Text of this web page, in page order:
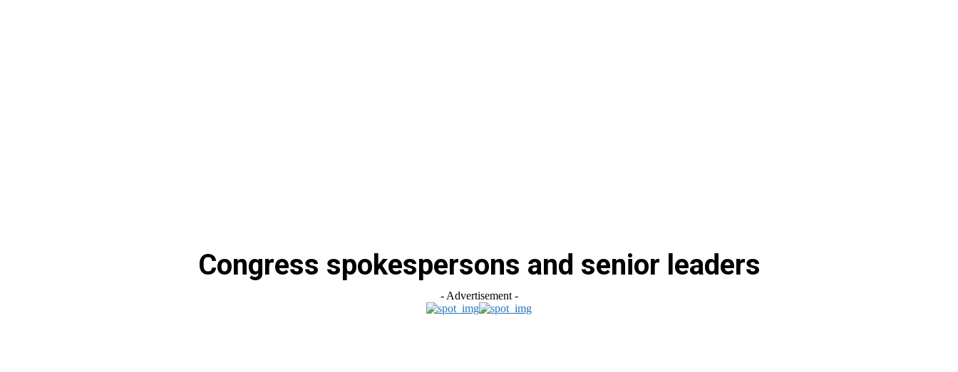
Congress spokespersons and senior leaders
- Advertisement -